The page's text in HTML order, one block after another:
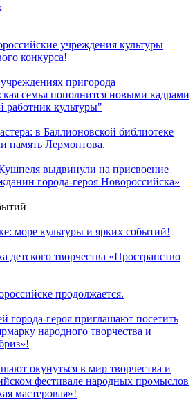
учреждения культуры
конкурса!
пригорода
семья пополнится новыми кадрами
работник культуры"
в Баллионовской библиотеке
память Лермонтова.
выдвинули на присвоение
города-героя Новороссийска»
море культуры и ярких событий!
детского творчества «Пространство
продолжается.
города-героя приглашают посетить
народного творчества и
окунуться в мир творчества и
фестивале народных промыслов
мастеровая»!